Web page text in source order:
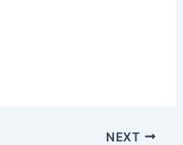
NEXT